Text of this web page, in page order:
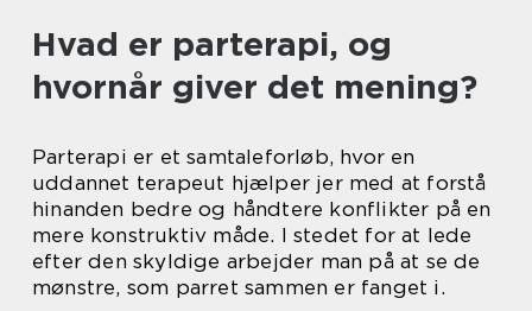
Hvad er parterapi, og
hvornår giver det mening?
Parterapi er et samtaleforløb, hvor en
uddannet terapeut hjælper jer med at forstå
hinanden bedre og håndtere konflikter på en
mere konstruktiv måde. I stedet for at lede
efter den skyldige arbejder man på at se de
mønstre, som parret sammen er fanget i.